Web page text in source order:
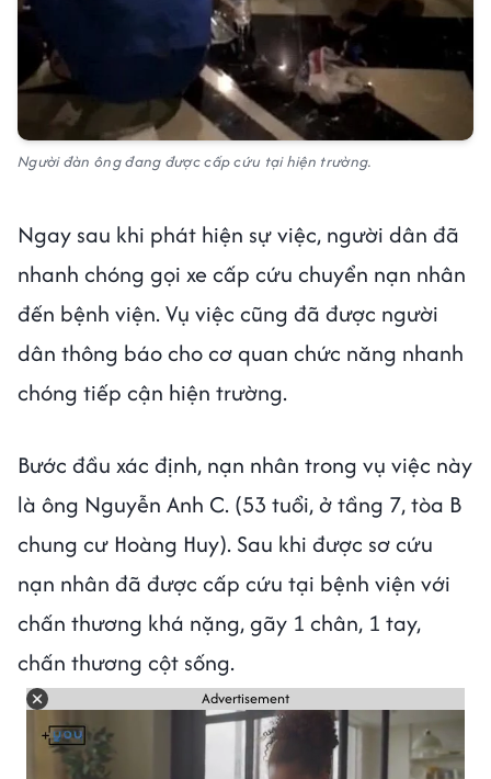
Người đàn ông đang được cấp cứu tại hiện trường.
Ngay sau khi phát hiện sự việc, người dân đã
nhanh chóng gọi xe cấp cứu chuyển nạn nhân
đến bệnh viện. Vụ việc cũng đã được người
dân thông báo cho cơ quan chức năng nhanh
chóng tiếp cận hiện trường.
Bước đầu xác định, nạn nhân trong vụ việc này
là ông Nguyễn Anh C. (53 tuổi, ở tầng 7, tòa B
chung cư Hoàng Huy). Sau khi được sơ cứu
nạn nhân đã được cấp cứu tại bệnh viện với
chấn thương khá nặng, gãy 1 chân, 1 tay,
chấn thương cột sống.
Advertisement